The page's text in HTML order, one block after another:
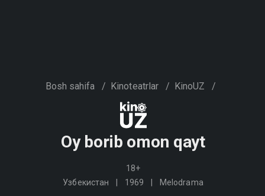
Bosh sahifa / Kinoteatrlar / KinoUZ /
Oy borib omon qayt
18+
Узбекистан
1969 Melodrama